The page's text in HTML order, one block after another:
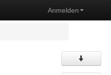
Anmelden